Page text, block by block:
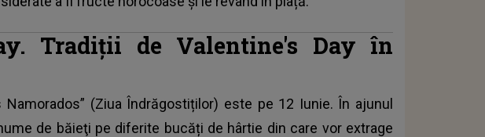
Tradiții de Valentine's Day în
Namorados” (Ziua Îndrăgostiților) este pe 12 Iunie. În ajunul
de băieţi pe diferite bucăți de hârtie din care vor extrage